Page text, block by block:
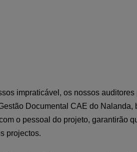
impraticável, os nossos
Documental CAE do Nalanda,
o pessoal do projeto, garantirão
projectos.